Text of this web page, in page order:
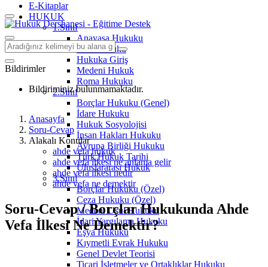
E-Kitaplar
HUKUK
1.Sınıf
Anayasa Hukuku
Aile Hukuku
Hukuka Giriş
Medeni Hukuk
Roma Hukuku
2.Sınıf
Borçlar Hukuku (Genel)
İdare Hukuku
Hukuk Sosyolojisi
İnsan Hakları Hukuku
Avrupa Birliği Hukuku
Türk Hukuk Tarihi
Uluslararası Hukuk
3.Sınıf
Borçlar Hukuku (Özel)
Ceza Hukuku (Özel)
Medeni Usul Hukuku
İdari Yargılama Hukuku
Eşya Hukuku
Kıymetli Evrak Hukuku
Genel Devlet Teorisi
Ticari İşletmeler ve Ortaklıklar Hukuku
Bildirimler
Bildiriminiz bulunmamaktadır.
Anasayfa
Soru-Cevap
Alakalı Konular
ahde vefa hukuk
ahde vefa ilkesi ne anlama gelir
ahde vefa ilkesi nedir
ahde vefa ne demektir
Soru-Cevap / Borçlar Hukukunda Ahde
Vefa İlkesi Ne Demektir?